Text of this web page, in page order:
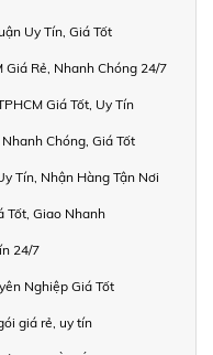
Uy Tín, Giá Tốt
Giá Rẻ, Nhanh Chóng 24/7
Giá Tốt, Uy Tín
Chóng, Giá Tốt
Tín, Nhận Hàng Tận Nơi
Tốt, Giao Nhanh
24/7
Nghiệp Giá Tốt
giá rẻ, uy tín